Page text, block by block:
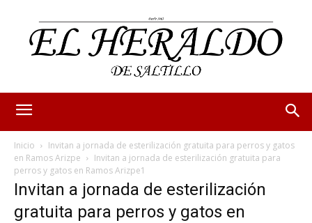
Inicio
Invitan a jornada de esterilización gratuita para perros y gatos
en Ramos Arizpe
Invitan a jornada de esterilización gratuita para
perros y gatos en Ramos Arizpe1
Invitan a jornada de esterilización
gratuita para perros y gatos en